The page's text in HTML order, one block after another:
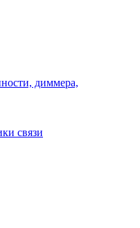
диммера,
связи